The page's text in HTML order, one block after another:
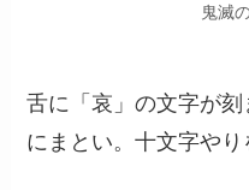
鬼滅
舌に「哀」の文字が
にまとい。十文字やり